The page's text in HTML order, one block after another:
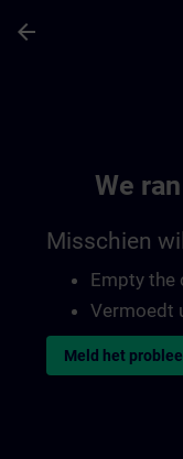
arrow_back
We
Misschien
Empty the
Vermoedt
Meld het